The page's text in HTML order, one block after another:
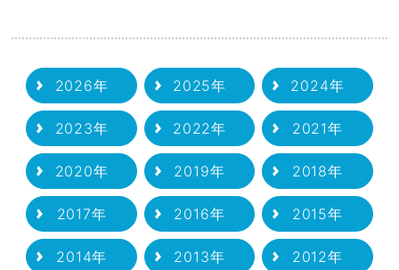
2026年 2025年 2024年
2023年 2022年 2021年
2020年 2019年 2018年
2017年 2016年 2015年
2014年 2013年 2012年